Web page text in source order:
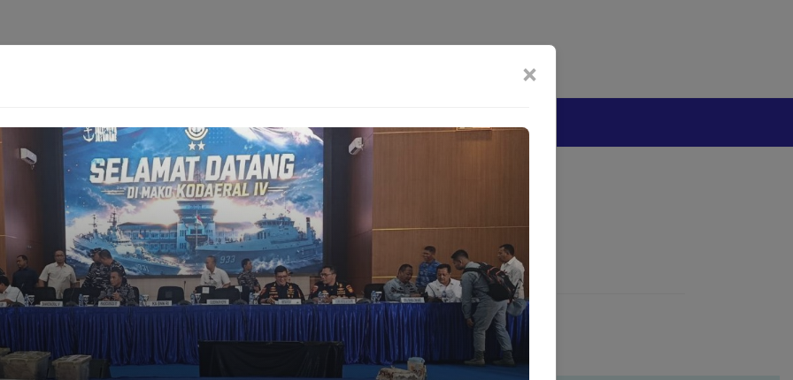
[aioseo_breadcrumbs]
Dua Kasus Heboh Jakarta
Harimurti 22-06-2026 - 06.26
Facebook
Mastodon
Email
×